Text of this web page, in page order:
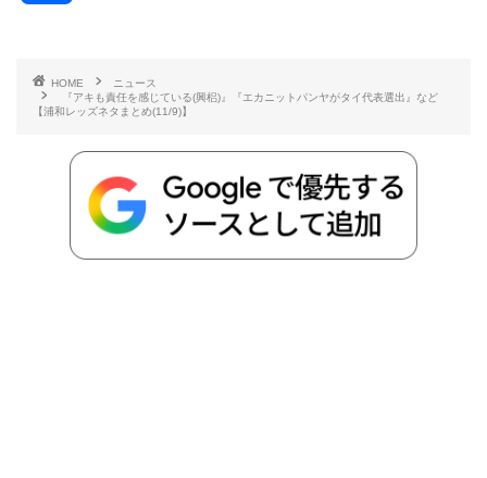
b
o
t
r t n
HOME
ニュース
『アキも責任を感じている(興梠)』『エカニットパンヤがタイ代表選出』など
【浦和レッズネタまとめ(11/9)】